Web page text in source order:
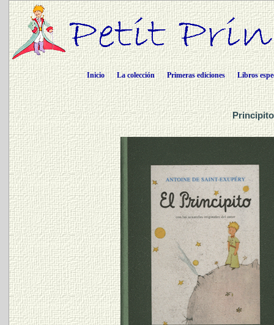
Inicio La colección Primeras ediciones Libros